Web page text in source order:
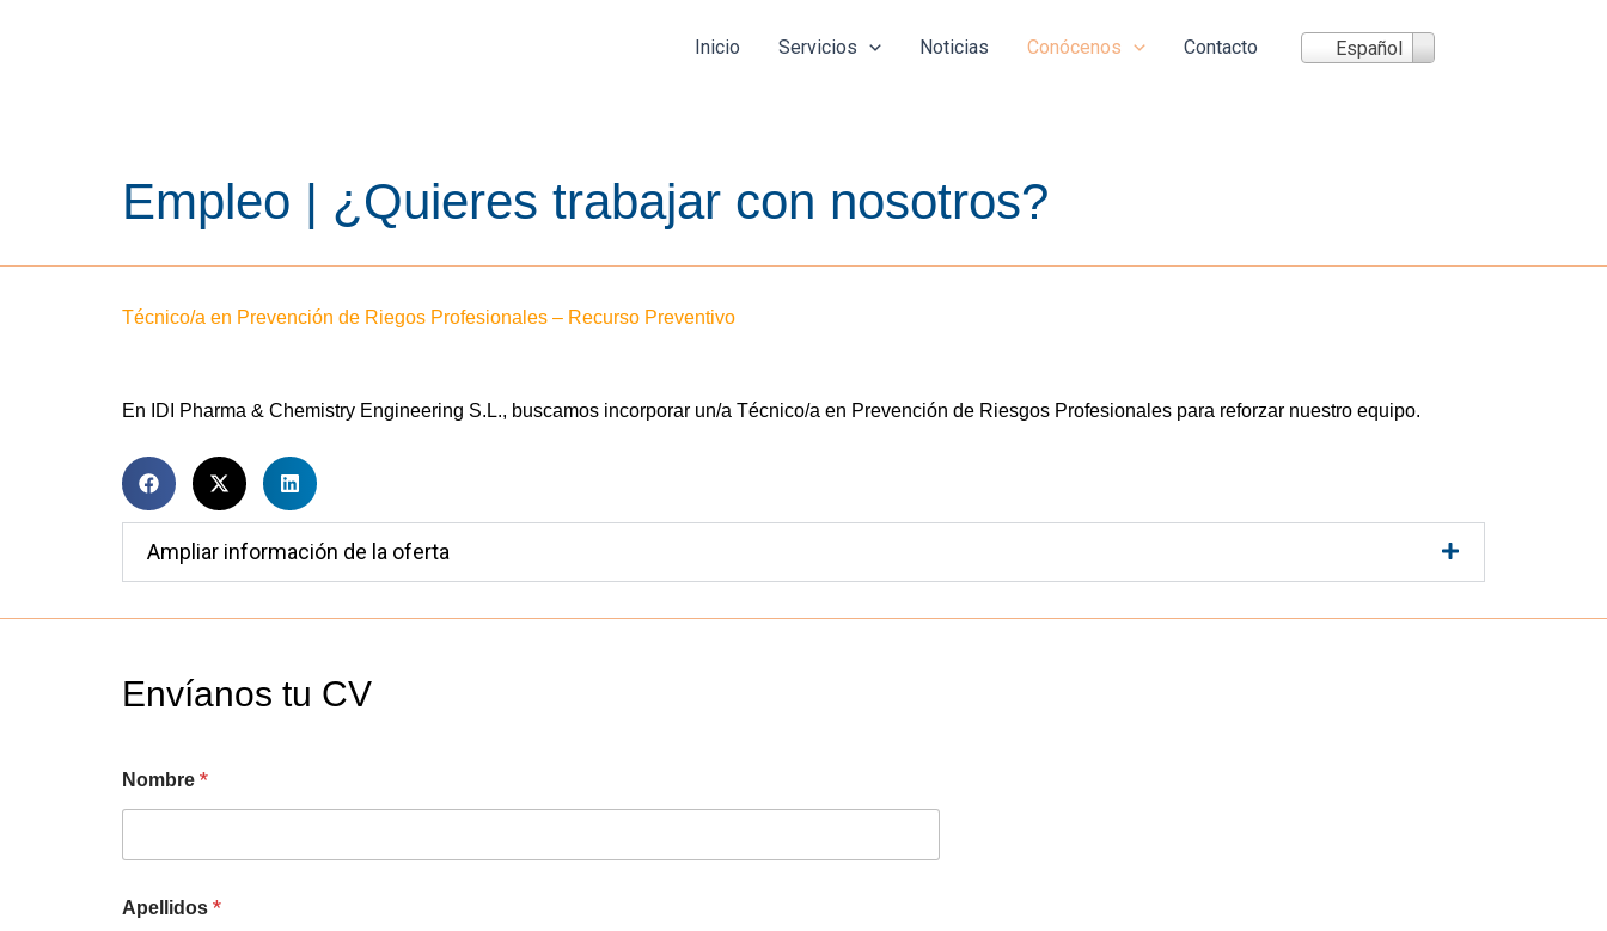
Inicio Servicios Noticias Conócenos Contacto Español
Empleo | ¿Quieres trabajar con nosotros?
Técnico/a en Prevención de Riegos Profesionales – Recurso Preventivo
En IDI Pharma & Chemistry Engineering S.L., buscamos incorporar un/a Técnico/a en Prevención de Riesgos Profesionales para reforzar nuestro equipo.
Ampliar información de la oferta
Envíanos tu CV
Nombre *
Apellidos *